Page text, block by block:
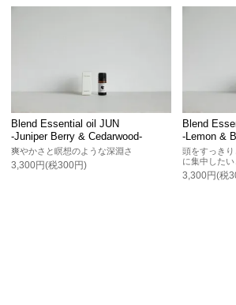
Blend Essential oil JUN
-Juniper Berry & Cedarwood-
爽やかさと瞑想のような深淵さ
3,300円(税300円)
Blend
-Lemon &
頭をすっき
に集中したい
3,300円(税